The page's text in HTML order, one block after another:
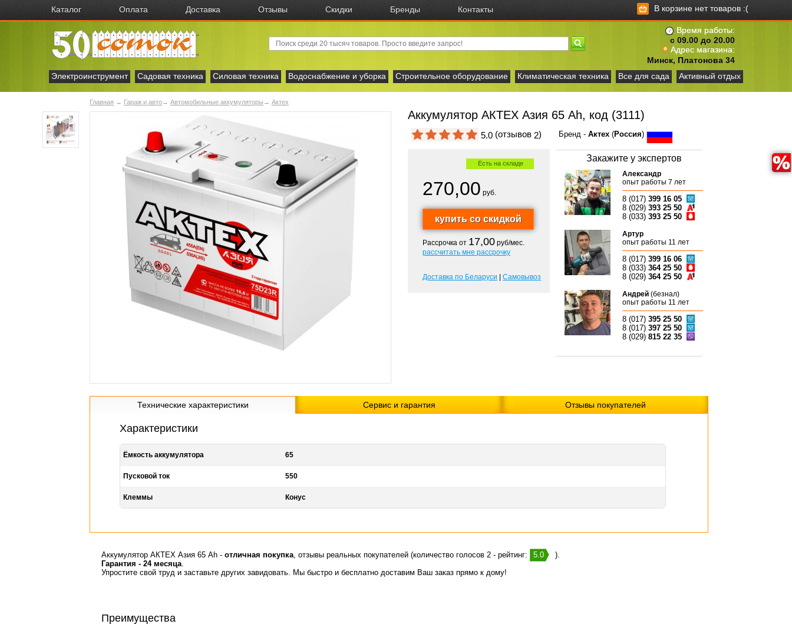
Каталог Оплата Доставка Отзывы Скидки Бренды Контакты В корзине нет товаров :(
Время работы:
с 09.00 до 20.00
Адрес магазина:
Минск, Платонова 34
Электроинструмент
Садовая техника Силовая техника Водоснабжение и уборка Строительное оборудование Климатическая техника Все для сада Активный отдых
Главная → Гараж и авто→ Автомобильные аккумуляторы → Актех
Аккумулятор АКТЕХ Азия 65 Ah, код (3111)
5.0 (отзывов 2)
Есть на складе
270,00 руб.
Рассрочка от 17,00 руб/мес.
рассчитать мне рассрочку
Доставка по Беларуси Самовывоз
Бренд - Актех (Россия)
Закажите у экспертов
Александр
опыт работы 7 лет
8 (017) 399 16 05
8 (029) 393 25 50
8 (033) 393 25 50
Артур
опыт работы 11 лет
8 (017) 399 16 06
8 (033) 364 25 50
8 (029) 364 25 50
Андрей (безнал)
опыт работы 11 лет
8 (017) 395 25 50
8 (017) 397 25 50
8 (029) 815 22 35
Технические характеристики Сервис и гарантия Отзывы покупателей
Характеристики
Ёмкость аккумулятора 65
Пусковой ток 550
Клеммы Конус
Аккумулятор АКТЕХ Азия 65 Ah - отличная покупка, отзывы реальных покупателей (количество голосов 2 - рейтинг: 5.0
).
Гарантия - 24 месяца.
Упростите свой труд и заставьте других завидовать. Мы быстро и бесплатно доставим Ваш заказ прямо к дому!
Преимущества